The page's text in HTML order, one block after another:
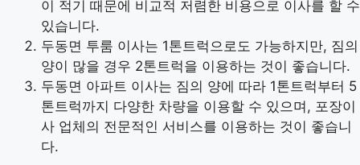
이 적기 때문에 비교적 저렴한 비용으로 이사를 할 수
있습니다.
두동면 투룸 이사는 1톤트럭으로도 가능하지만, 짐의
양이 많을 경우 2톤트럭을 이용하는 것이 좋습니다.
두동면 아파트 이사는 짐의 양에 따라 1톤트럭부터 5
톤트럭까지 다양한 차량을 이용할 수 있으며, 포장이
사 업체의 전문적인 서비스를 이용하는 것이 좋습니
다.